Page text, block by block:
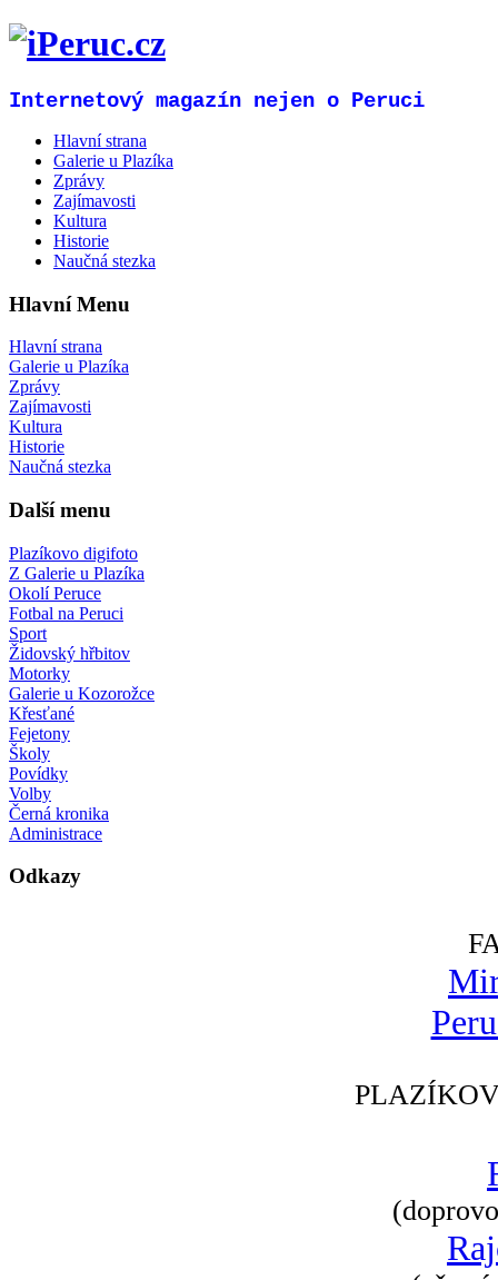
Internetový magazín nejen o Peruci
Hlavní strana
Galerie u Plazíka
Zprávy
Zajímavosti
Kultura
Historie
Naučná stezka
Hlavní Menu
Hlavní strana
Galerie u Plazíka
Zprávy
Zajímavosti
Kultura
Historie
Naučná stezka
Další menu
Plazíkovo digifoto
Z Galerie u Plazíka
Okolí Peruce
Fotbal na Peruci
Sport
Židovský hřbitov
Motorky
Galerie u Kozorožce
Křesťané
Fejetony
Školy
Povídky
Volby
Černá kronika
Administrace
Odkazy